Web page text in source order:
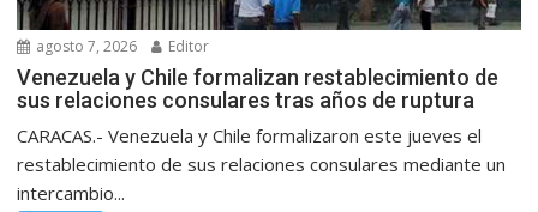
agosto 7, 2026 Editor
Venezuela y Chile formalizan restablecimiento de
sus relaciones consulares tras años de ruptura
CARACAS.- Venezuela y Chile formalizaron este jueves el
restablecimiento de sus relaciones consulares mediante un
intercambio...